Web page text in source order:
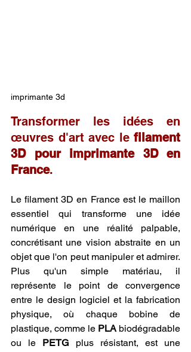
imprimante 3d
Transformer les idées en
œuvres d'art avec le filament
3D pour imprimante 3D en
France.
Le filament 3D en France est le maillon
essentiel qui transforme une idée
numérique en une réalité palpable,
concrétisant une vision abstraite en un
objet que l'on peut manipuler et admirer.
Plus qu'un simple matériau, il
représente le point de convergence
entre le design logiciel et la fabrication
physique, où chaque bobine de
plastique, comme le PLA biodégradable
ou le PETG plus résistant, est une